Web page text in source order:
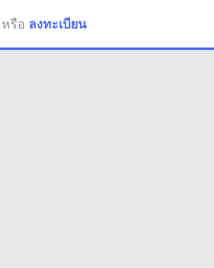
หรือ ลงทะเบียน